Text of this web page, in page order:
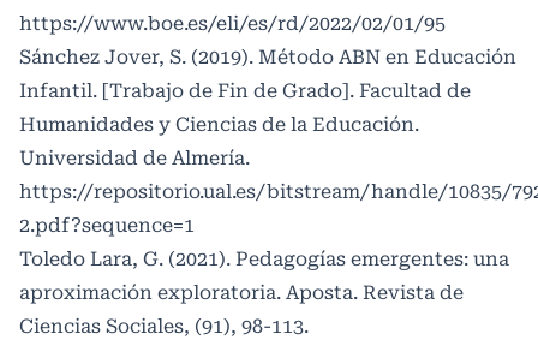
https://www.boe.es/eli/es/rd/2022/02/01/95
Sánchez Jover, S. (2019). Método ABN en Educación
Infantil. [Trabajo de Fin de Grado]. Facultad de
Humanidades y Ciencias de la Educación.
Universidad de Almería.
https://repositorio.ual.es/bitstream/handle/10835/
2.pdf?sequence=1
Toledo Lara, G. (2021). Pedagogías emergentes: una
aproximación exploratoria. Aposta. Revista de
Ciencias Sociales, (91), 98-113.